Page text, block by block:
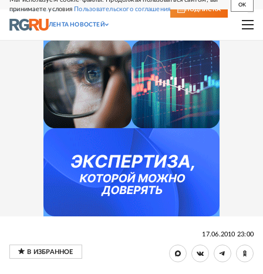
принимаете условия Пользовательского соглашения
OK
СВЕЖИЙ НОМЕР ПОДПИСКА
ЛЕНТА НОВОСТЕЙ
17.06.2010 23:00